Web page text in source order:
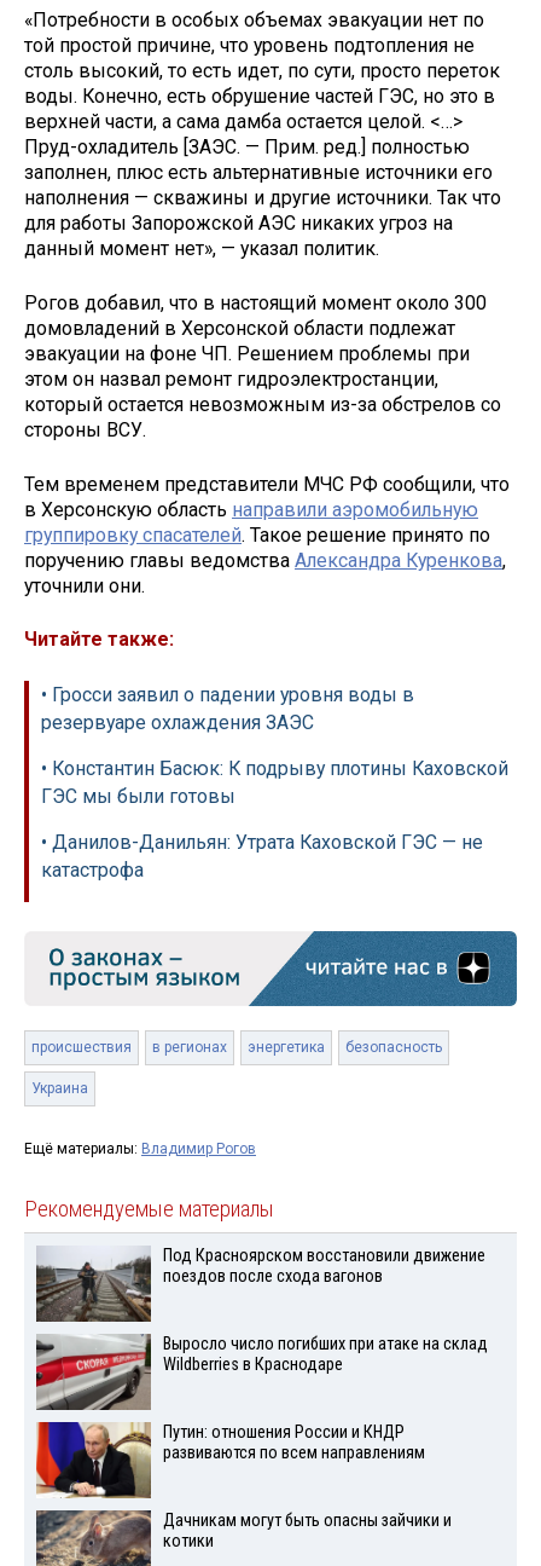
«Потребности в особых объемах эвакуации нет по
той простой причине, что уровень подтопления не
столь высокий, то есть идет, по сути, просто переток
воды. Конечно, есть обрушение частей ГЭС, но это в
верхней части, а сама дамба остается целой. <…>
Пруд-охладитель [ЗАЭС. — Прим. ред.] полностью
заполнен, плюс есть альтернативные источники его
наполнения — скважины и другие источники. Так что
для работы Запорожской АЭС никаких угроз на
данный момент нет», — указал политик.
Рогов добавил, что в настоящий момент около 300
домовладений в Херсонской области подлежат
эвакуации на фоне ЧП. Решением проблемы при
этом он назвал ремонт гидроэлектростанции,
который остается невозможным из-за обстрелов со
стороны ВСУ.
Тем временем представители МЧС РФ сообщили, что
в Херсонскую область направили аэромобильную
группировку спасателей. Такое решение принято по
поручению главы ведомства Александра Куренкова,
уточнили они.
Читайте также:
• Гросси заявил о падении уровня воды в
резервуаре охлаждения ЗАЭС
• Константин Басюк: К подрыву плотины Каховской
ГЭС мы были готовы
• Данилов-Данильян: Утрата Каховской ГЭС — не
катастрофа
происшествия в регионах энергетика безопасность
Украина
Ещё материалы: Владимир Рогов
Рекомендуемые материалы
Под Красноярском восстановили движение
поездов после схода вагонов
Выросло число погибших при атаке на склад
Wildberries в Краснодаре
Путин: отношения России и КНДР
развиваются по всем направлениям
Дачникам могут быть опасны зайчики и
котики